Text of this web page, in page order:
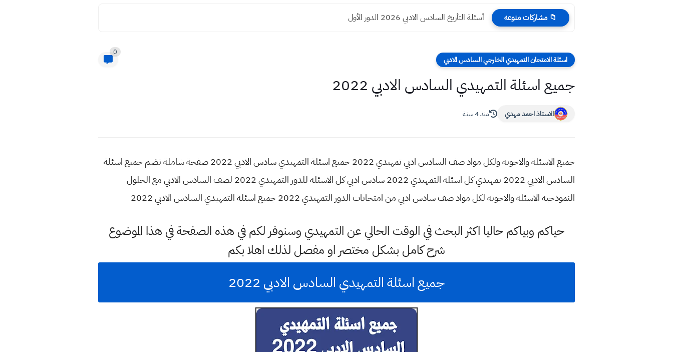
📁 مشاركات منوعه أسئلة التأريخ السادس الادبي 2026 الدور الأول
اسئلة الامتحان التمهيدي الخارجي السادس الادبي
0
جميع اسئلة التمهيدي السادس الادبي 2022
الاستاذ احمد مهدي منذ 4 سنة
جميع الاسئلة والاجوبه ولكل مواد صف السادس ادبي تمهيدي 2022 جميع اسئلة التمهيدي سادس الادبي 2022 صفحة شاملة تضم جميع اسئلة
السادس الادبي 2022 تمهيدي كل اسئلة التمهيدي 2022 سادس ادبي كل الاسئلة للدور التمهيدي 2022 لصف السادس الادبي مع الحلول
النموذجيه الاسئلة والاجوبه لكل مواد صف سادس ادبي من امتحانات الدور التمهيدي 2022 جميع اسئلة التمهيدي السادس الادبي 2022
حياكم وبياكم حاليا اكثر البحث في الوقت الحالي عن التمهيدي وسنوفر لكم في هذه الصفحة في هذا الموضوع
شرح كامل بشكل مختصر او مفصل لذلك اهلا بكم
جميع اسئلة التمهيدي السادس الادبي 2022